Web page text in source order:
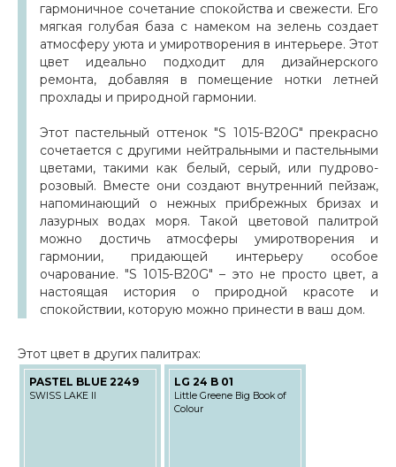
гармоничное сочетание спокойства и свежести. Его
мягкая голубая база с намеком на зелень создает
атмосферу уюта и умиротворения в интерьере. Этот
цвет идеально подходит для дизайнерского
ремонта, добавляя в помещение нотки летней
прохлады и природной гармонии.
Этот пастельный оттенок "S 1015-B20G" прекрасно
сочетается с другими нейтральными и пастельными
цветами, такими как белый, серый, или пудрово-
розовый. Вместе они создают внутренний пейзаж,
напоминающий о нежных прибрежных бризах и
лазурных водах моря. Такой цветовой палитрой
можно достичь атмосферы умиротворения и
гармонии, придающей интерьеру особое
очарование. "S 1015-B20G" – это не просто цвет, а
настоящая история о природной красоте и
спокойствии, которую можно принести в ваш дом.
Этот цвет в других палитрах:
PASTEL BLUE 2249
SWISS LAKE II
LG 24 B 01
Little Greene Big Book of
Colour